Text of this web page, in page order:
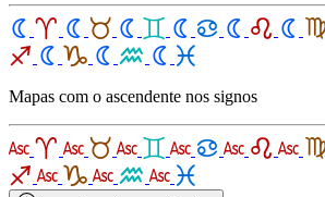
Mapas com o ascendente nos signos